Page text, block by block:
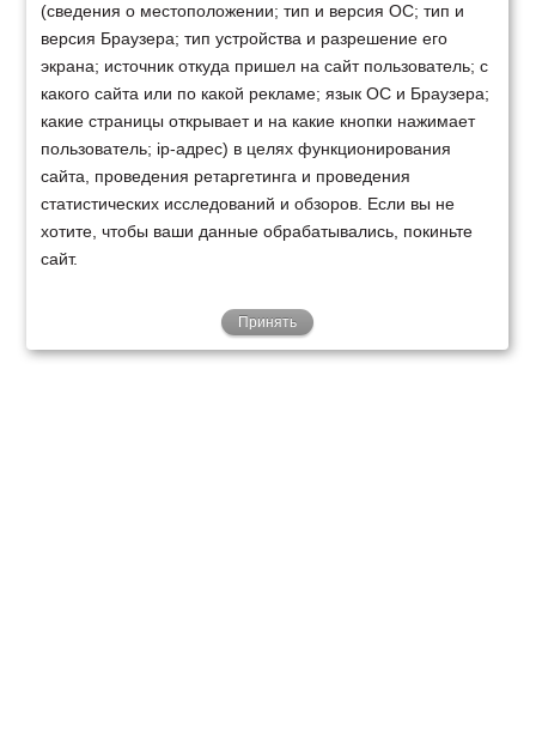
(сведения о местоположении; тип и версия ОС; тип и
версия Браузера; тип устройства и разрешение его
экрана; источник откуда пришел на сайт пользователь; с
какого сайта или по какой рекламе; язык ОС и Браузера;
какие страницы открывает и на какие кнопки нажимает
пользователь; ip-адрес) в целях функционирования
сайта, проведения ретаргетинга и проведения
статистических исследований и обзоров. Если вы не
хотите, чтобы ваши данные обрабатывались, покиньте
сайт.
Принять